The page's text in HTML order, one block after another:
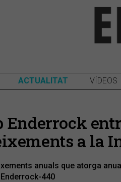
ACTUALITAT VÍDEOS
Enderrock
a la
anuals que atorga
440